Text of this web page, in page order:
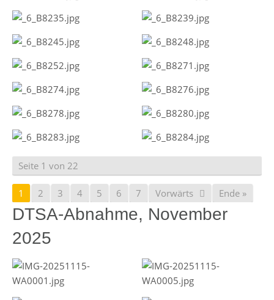
Seite 1 von 22
1 2 3 4 5 6 7 Vorwärts Ende »
DTSA-Abnahme, November
2025